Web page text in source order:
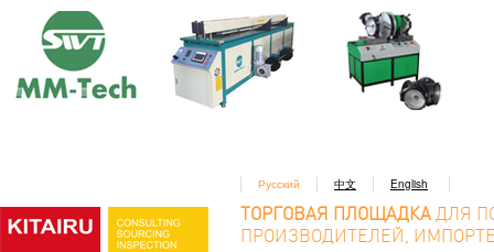
Русский 中文 English
ТОРГОВАЯ ПЛОЩАДКА ДЛЯ
ПРОИЗВОДИТЕЛЕЙ,